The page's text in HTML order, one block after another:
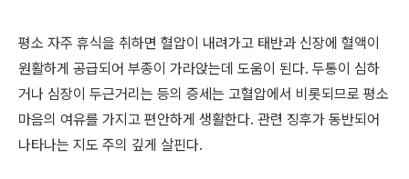
평소 자주 휴식을 취하면 혈압이 내려가고 태반과 신장에 혈액이
원활하게 공급되어 부종이 가라앉는데 도움이 된다. 두통이 심하
거나 심장이 두근거리는 등의 증세는 고혈압에서 비롯되므로 평소
마음의 여유를 가지고 편안하게 생활한다. 관련 징후가 동반되어
나타나는 지도 주의 깊게 살핀다.